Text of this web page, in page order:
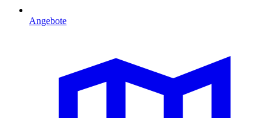
Angebote